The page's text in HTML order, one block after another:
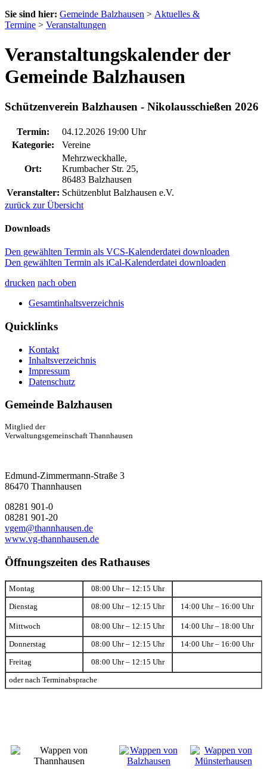
Sie sind hier: Gemeinde Balzhausen > Aktuelles &
Termine > Veranstaltungen
Veranstaltungskalender der
Gemeinde Balzhausen
Schützenverein Balzhausen - Nikolausschießen 2026
Termin:
04.12.2026 19:00 Uhr
Kategorie:
Vereine
Ort:
Mehrzweckhalle,
Krumbacher Str. 25,
86483 Balzhausen
Veranstalter: Schützenblut Balzhausen e.V.
zurück zur Übersicht
Downloads
Den gewählten Termin als VCS-Kalenderdatei downloaden
Den gewählten Termin als iCal-Kalenderdatei downloaden
drucken nach oben
Gesamtinhaltsverzeichnis
Quicklinks
Kontakt
Inhaltsverzeichnis
Impressum
Datenschutz
Gemeinde Balzhausen
Mitglied der
Verwaltungsgemeinschaft Thannhausen
Edmund-Zimmermann-Straße 3
86470 Thannhausen
08281 901-0
08281 901-20
vgem@thannhausen.de
www.vg-thannhausen.de
Öffnungszeiten des Rathauses
Montag 08:00 Uhr – 12:15 Uhr
Dienstag 08:00 Uhr – 12:15 Uhr 14:00 Uhr – 16:00 Uhr
Mittwoch 08:00 Uhr – 12:15 Uhr 14:00 Uhr – 18:00 Uhr
Donnerstag 08:00 Uhr – 12:15 Uhr 14:00 Uhr – 16:00 Uhr
Freitag 08:00 Uhr – 12:15 Uhr
oder nach Terminabsprache